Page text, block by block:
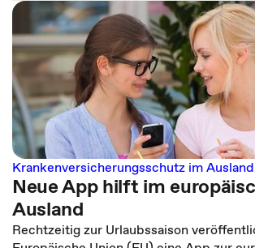
Krankenversicherungsschutz im Ausland
Neue App hilft im
Ausland
Rechtzeitig zur Urlaubssaison